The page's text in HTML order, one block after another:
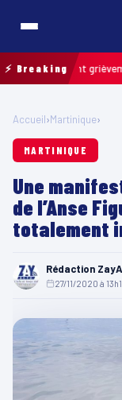
⚡ Breaking
un enfant grièvement
Accueil›Martinique›
MARTINIQUE
Une
de l’Anse
totalement
Rédaction
27/11/2020 à